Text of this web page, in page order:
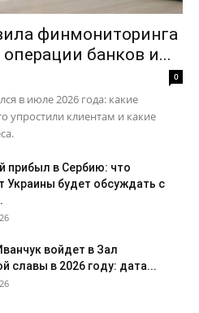
финмониторинга
банков и...
0
в июле 2026 года: какие
упростили клиентам и какие
прибыл в Сербию: что
Украины будет обсуждать с
войдет в Зал
славы в 2026 году: дата...